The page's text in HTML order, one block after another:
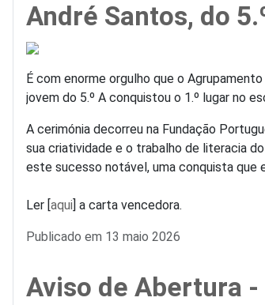
André Santos, do
É com enorme orgulho que o
jovem do 5.º A conquistou o 1.º lugar no
A cerimónia decorreu na Fundação
sua criatividade e o trabalho de literacia
este sucesso notável, uma conquista que
Ler [ aqui ] a carta vencedora.
Detalhes
Publicado em 13 maio 2026
Aviso de Abertura -